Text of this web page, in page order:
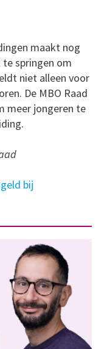
maakt nog
springen om
niet alleen voor
De MBO Raad
meer jongeren te
bij